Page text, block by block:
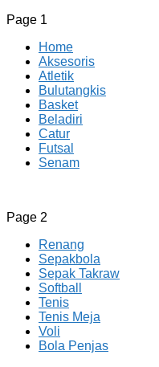
Page 1
Home
Aksesoris
Atletik
Bulutangkis
Basket
Beladiri
Catur
Futsal
Senam
CV JAYA BERSAMA Co Id
Menyediakan Semua
Page 2
Renang
Sepakbola
Sepak Takraw
Softball
Tenis
Tenis Meja
Voli
Bola Penjas